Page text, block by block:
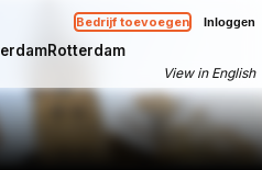
Bedrijf toevoegen Inloggen
Rotterdam
View in English